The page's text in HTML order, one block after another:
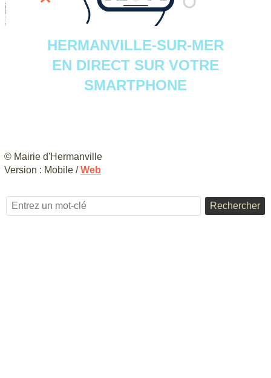
HERMANVILLE-SUR-MER
EN DIRECT SUR VOTRE
SMARTPHONE
© Mairie d'Hermanville
Version : Mobile /Web
Rechercher